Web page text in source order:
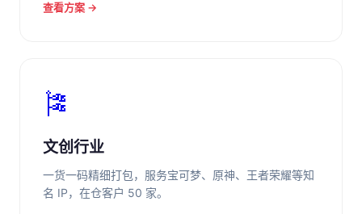
查看方案 →
🎏
文创行业
一货一码精细打包，服务宝可梦、原神、王者荣耀等知
名 IP，在仓客户 50 家。